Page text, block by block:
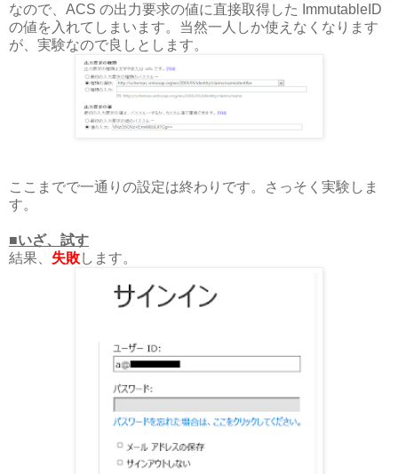
なので、ACS の出力要求の値に直接取得した ImmutableID
の値を入れてしまいます。当然一人しか使えなくなります
が、実験なので良しとします。
ここまでで一通りの設定は終わりです。さっそく実験しま
す。
■いざ、試す
結果、 失敗します。